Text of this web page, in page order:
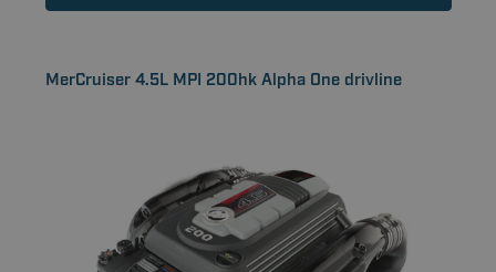
MerCruiser 4.5L MPI 200hk Alpha One drivline